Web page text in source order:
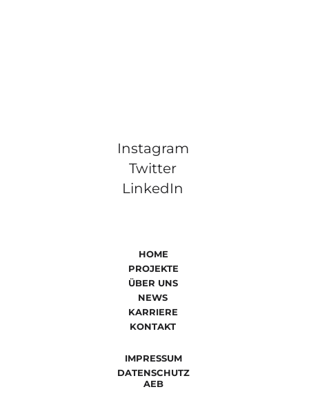
Instagram
Twitter
LinkedIn
HOME
PROJEKTE
ÜBER UNS
KARRIERE
KONTAKT
NEWS
IMPRESSUM
AEB
DATENSCHUTZ